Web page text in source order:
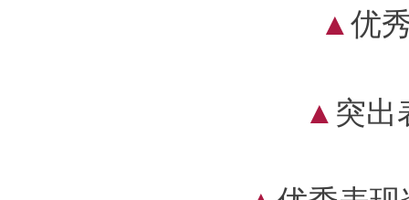
▲优
▲ 突出